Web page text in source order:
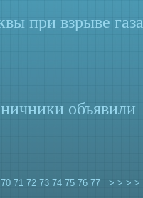
при взрыве газа
объявили
70 71 72 73 74 75 76 77 > > > >